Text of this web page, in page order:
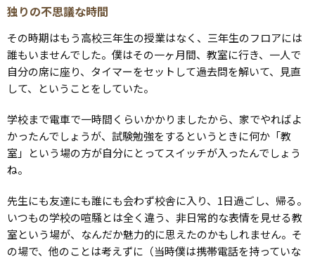
独りの不思議な時間
その時期はもう高校三年生の授業はなく、三年生のフロアには
誰もいませんでした。僕はその一ヶ月間、教室に行き、一人で
自分の席に座り、タイマーをセットして過去問を解いて、見直
して、ということをしていた。
学校まで電車で一時間くらいかかりましたから、家でやればよ
かったんでしょうが、試験勉強をするというときに何か「教
室」という場の方が自分にとってスイッチが入ったんでしょう
ね。
先生にも友達にも誰にも会わず校舎に入り、1日過ごし、帰る。
いつもの学校の喧騒とは全く違う、非日常的な表情を見せる教
室という場が、なんだか魅力的に思えたのかもしれません。そ
の場で、他のことは考えずに（当時僕は携帯電話を持っていな